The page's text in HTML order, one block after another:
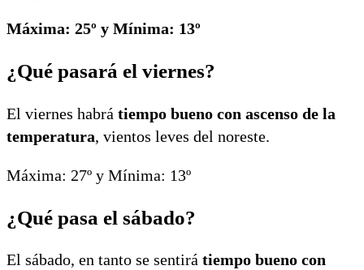
Máxima: 25º y Mínima: 13º
¿Qué pasará el viernes?
El viernes habrá tiempo bueno con ascenso de la
temperatura, vientos leves del noreste.
Máxima: 27º y Mínima: 13º
¿Qué pasa el sábado?
El sábado, en tanto se sentirá tiempo bueno con